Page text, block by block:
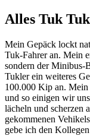
Alles Tuk
Mein Gepäck lockt
Tuk-Fahrer an. Mein
sondern der Minibus-
Tukler ein weiteres
100.000 Kip an.
und so einigen wir
lächeln und scherzen
gekommenen
gebe ich den